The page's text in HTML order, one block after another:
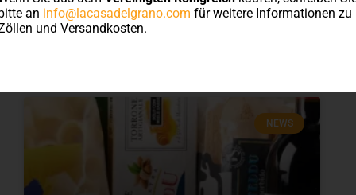
Blog
NEWS
an info@lacasadelgrano.com für weitere Informationen zu
und Versandkosten.